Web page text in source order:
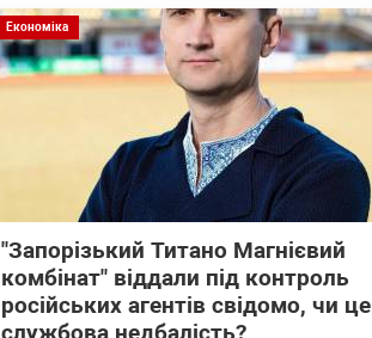
Економіка
"Запорізький Титано Магнієвий
комбінат" віддали під контроль
російських агентів свідомо, чи це